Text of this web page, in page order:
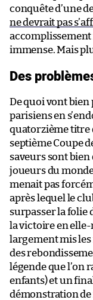
conquête d’une
ne devrait pas
immense. Mais
Des
De quoi vont
parisiens en
quatorzième titre
septième Coupe
saveurs sont bien
joueurs du monde
menait pas
après lequel le
surpasser la folie
la victoire en elle-
largement mis
des
légende que l’on
enfants) et un
démonstration